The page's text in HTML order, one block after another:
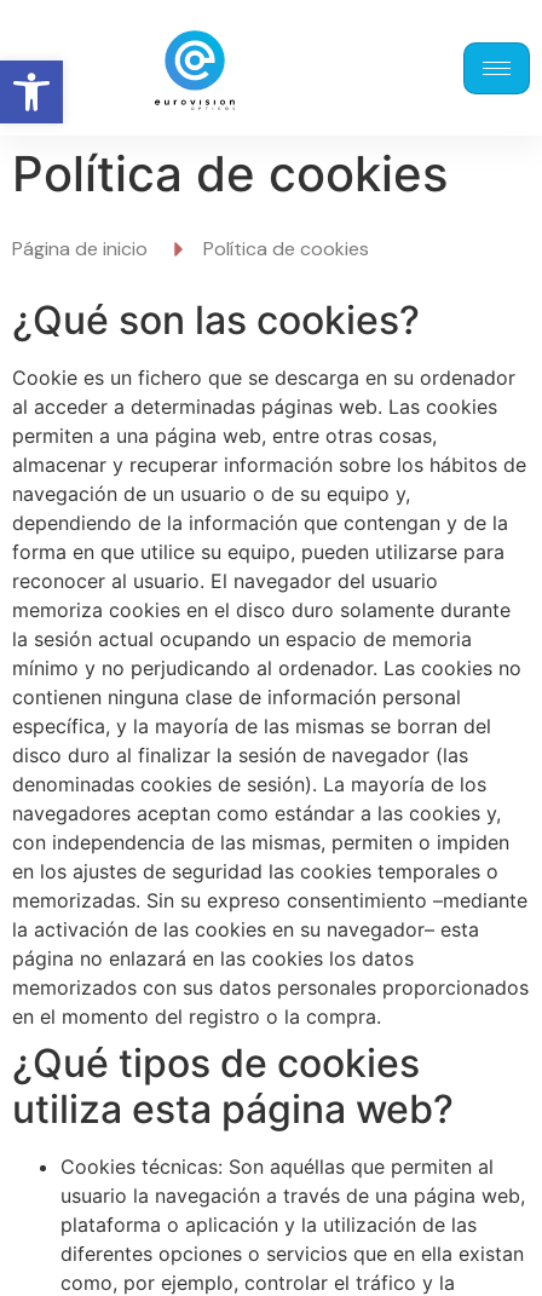
Abrir barra de herramientas
Política de cookies
Página de inicio Política de cookies
¿Qué son las cookies?
Cookie es un fichero que se descarga en su ordenador
al acceder a determinadas páginas web. Las cookies
permiten a una página web, entre otras cosas,
almacenar y recuperar información sobre los hábitos de
navegación de un usuario o de su equipo y,
dependiendo de la información que contengan y de la
forma en que utilice su equipo, pueden utilizarse para
reconocer al usuario. El navegador del usuario
memoriza cookies en el disco duro solamente durante
la sesión actual ocupando un espacio de memoria
mínimo y no perjudicando al ordenador. Las cookies no
contienen ninguna clase de información personal
específica, y la mayoría de las mismas se borran del
disco duro al finalizar la sesión de navegador (las
denominadas cookies de sesión). La mayoría de los
navegadores aceptan como estándar a las cookies y,
con independencia de las mismas, permiten o impiden
en los ajustes de seguridad las cookies temporales o
memorizadas. Sin su expreso consentimiento –mediante
la activación de las cookies en su navegador– esta
página no enlazará en las cookies los datos
memorizados con sus datos personales proporcionados
en el momento del registro o la compra.
¿Qué tipos de cookies
utiliza esta página web?
Cookies técnicas: Son aquéllas que permiten al
usuario la navegación a través de una página web,
plataforma o aplicación y la utilización de las
diferentes opciones o servicios que en ella existan
como, por ejemplo, controlar el tráfico y la